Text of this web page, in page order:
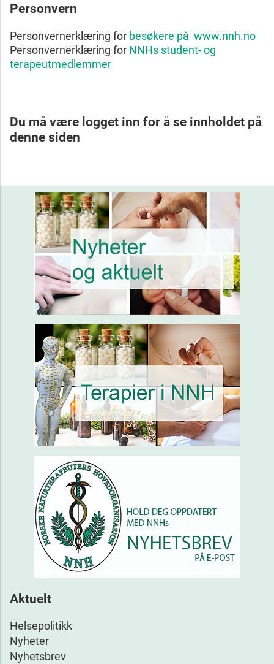
Personvern
Personvernerklæring for besøkere på www.nnh.no
Personvernerklæring for NNHs student- og
terapeutmedlemmer
Du må være logget inn for å se innholdet på
denne siden
Aktuelt
Helsepolitikk
Nyheter
Nyhetsbrev